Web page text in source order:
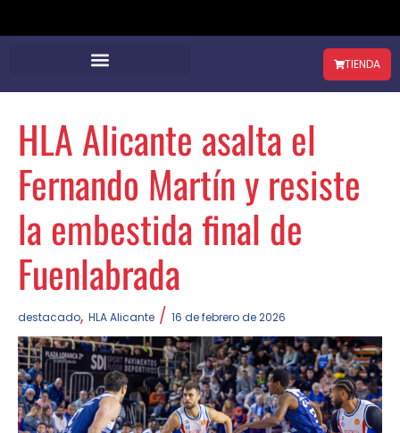
TIENDA
HLA Alicante asalta el
Fernando Martín y resiste
la embestida final de
Fuenlabrada
destacado, HLA Alicante / 16 de febrero de 2026